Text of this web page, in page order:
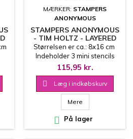
MÆRKER: STAMPERS
ANONYMOUS
STAMPERS ANONYMOUS
- TIM HOLTZ - LAYERED
MINI STENCIL SET 52
Størrelsen er ca.: 8x16 cm
Indeholder 3 mini stencils
115,95 kr.
 Læg i indkøbskurv
Mere
 På lager